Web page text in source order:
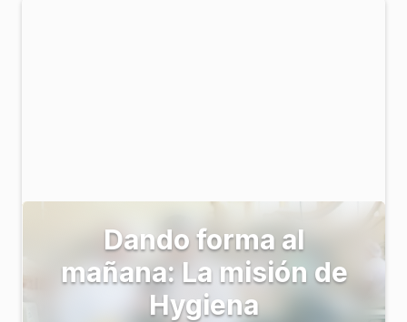
Dando forma al
mañana: La misión de
Hygiena